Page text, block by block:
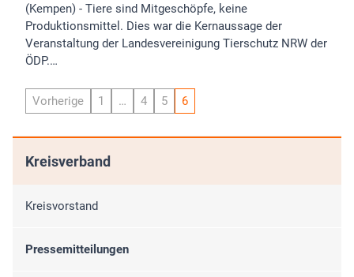
(Kempen) - Tiere sind Mitgeschöpfe, keine
Produktionsmittel. Dies war die Kernaussage der
Veranstaltung der Landesvereinigung Tierschutz NRW der
ÖDP.…
Vorherige 1 … 4 5 6
Kreisverband
Kreisvorstand
Pressemitteilungen